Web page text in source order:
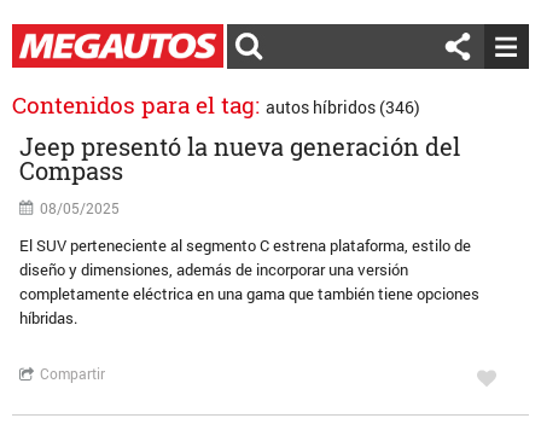
Contenidos para el tag: autos híbridos (346)
Jeep presentó la nueva generación del
Compass
08/05/2025
El SUV perteneciente al segmento C estrena plataforma, estilo de
diseño y dimensiones, además de incorporar una versión
completamente eléctrica en una gama que también tiene opciones
híbridas.
Compartir